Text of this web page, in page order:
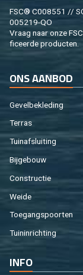
FSC® C008551 //
005219-QO
Vraag naar onze
fi­ceer­de pro­duc­ten.
ONS AAN­BOD
Ge­vel­be­kle­ding
Ter­ras
Tuin­af­slui­ting
Bij­ge­bouw
Con­struc­tie
Weide
Toe­gangs­poor­ten
Tuin­in­rich­ting
INFO